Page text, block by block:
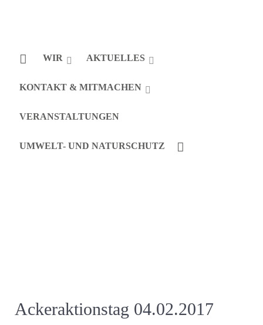
WIR AKTUELLES
KONTAKT & MITMACHEN
VERANSTALTUNGEN
UMWELT- UND NATURSCHUTZ
Ackeraktionstag 04.02.2017